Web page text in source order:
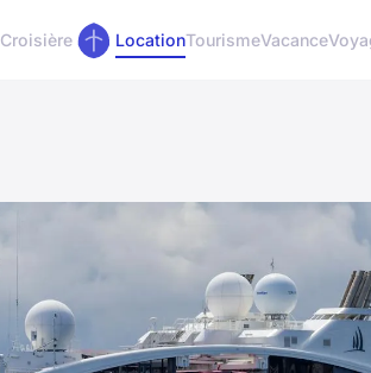
Croisière LocationTourismeVacance